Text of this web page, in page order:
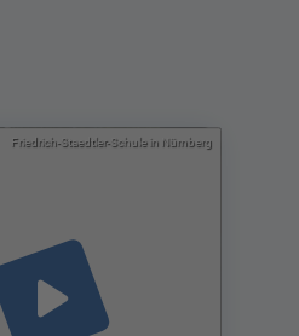
Friedrich-Staedtler-Schule in Nürnberg
play_arrow